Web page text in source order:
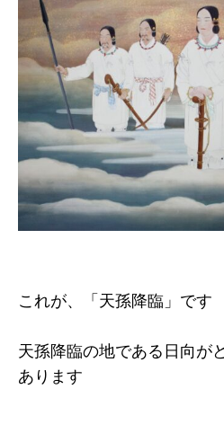
これが、「天孫降臨」です
天孫降臨の地である日向が
あります